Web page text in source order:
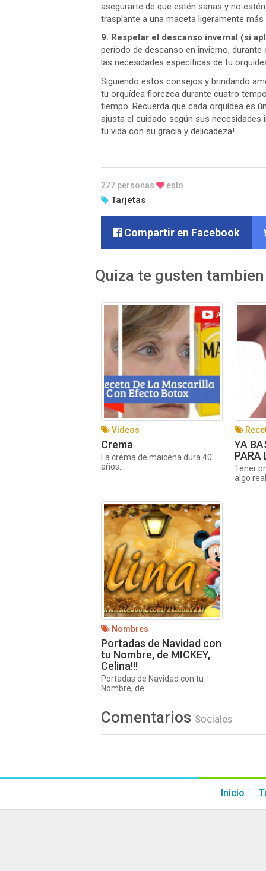
asegurarte de que estén sanas y no
trasplante a una maceta ligeramente
9. Respetar el descanso invernal (si
período de descanso en invierno,
las necesidades específicas de tu
Siguiendo estos consejos y brindando
tu orquídea florezca durante cuatro
tiempo. Recuerda que cada orquídea es
ajusta el cuidado según sus necesidades
tu vida con su gracia y delicadeza!
277 personas esto
Tarjetas
Compartir en Facebook
Quiza te gusten tambien
Videos
Crema
La crema de maicena dura 40
años...
YA
PARA
Tener
algo
Nombres
Portadas de Navidad con
tu Nombre, de MICKEY,
Celina!!!
Portadas de Navidad con tu
Nombre, de...
Comentarios Sociales
Inicio